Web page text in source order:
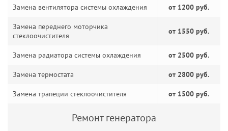
Замена вентилятора системы охлаждения от 1200 руб.
Замена переднего моторчика
стеклоочистителя
от 1550 руб.
Замена радиатора системы охлаждения от 2500 руб.
Замена термостата от 2800 руб.
Замена трапеции стеклоочистителя от 1500 руб.
Ремонт генератора